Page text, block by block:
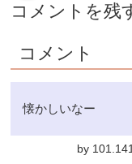
コメントを残
コメント
懐かしいなー
by